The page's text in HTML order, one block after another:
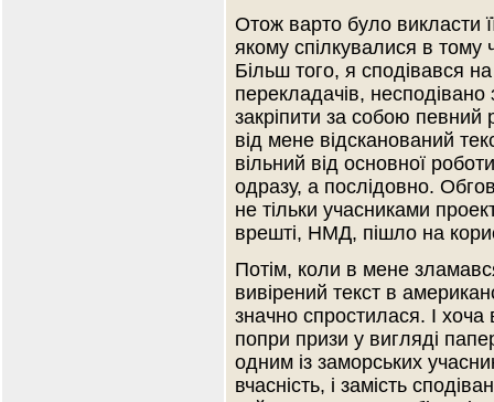
Отож варто було викласти
якому спілкувалися в тому
Більш того, я сподівався
перекладачів,
закріпити за собою певний
від мене відсканований
вільний від основної
одразу, а послідовно.
не тільки учасниками
врешті, НМД, пішло на
Потім, коли в мене
вивірений текст в
значно спростилася. І
попри призи у вигляді
одним із заморських
вчасність, і замість